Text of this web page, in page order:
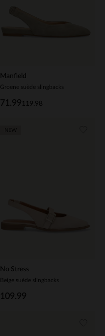
Manfield
Groene suède slingbacks
119.98
71.99
No Stress
Beige suède slingbacks
109.99